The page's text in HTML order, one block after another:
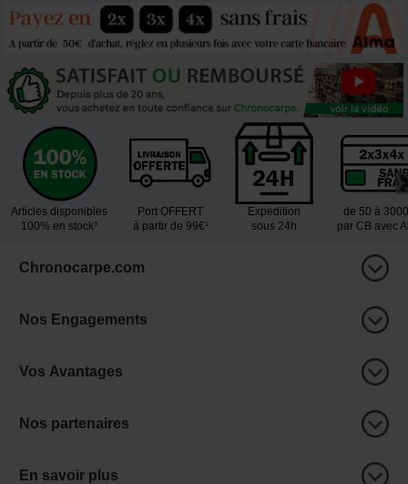
Articles disponibles
100% en stock³
Port OFFERT
à partir de 99€¹
Expedition
sous 24h
de 50 à
par CB avec
Chronocarpe.com
Nos Engagements
Vos Avantages
Nos partenaires
En savoir plus